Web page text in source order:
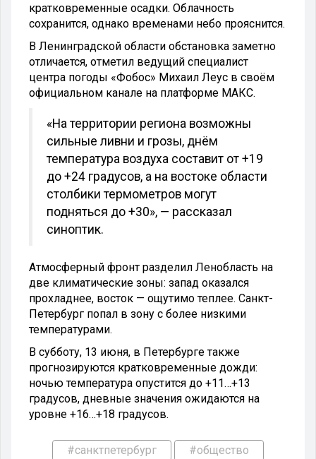
кратковременные осадки. Облачность
сохранится, однако временами небо прояснится.
В Ленинградской области обстановка заметно
отличается, отметил ведущий специалист
центра погоды «Фобос» Михаил Леус в своём
официальном канале на платформе МАКС.
«На территории региона возможны
сильные ливни и грозы, днём
температура воздуха составит от +19
до +24 градусов, а на востоке области
столбики термометров могут
подняться до +30», — рассказал
синоптик.
Атмосферный фронт разделил Ленобласть на
две климатические зоны: запад оказался
прохладнее, восток — ощутимо теплее. Санкт-
Петербург попал в зону с более низкими
температурами.
В субботу, 13 июня, в Петербурге также
прогнозируются кратковременные дожди:
ночью температура опустится до +11…+13
градусов, дневные значения ожидаются на
уровне +16…+18 градусов.
#санктпетербург #общество